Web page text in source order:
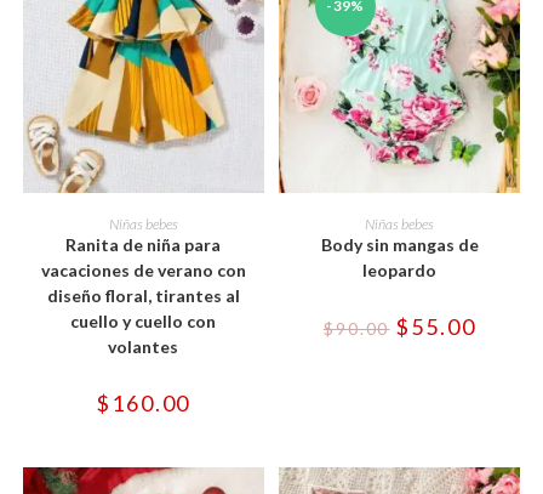
SELECCIONAR OPCIONES
Este
producto
tiene
múltiples
variantes.
opciones
se
elegir
página
Niñas bebes
Ranita de niña para
vacaciones de verano con
diseño floral, tirantes al
cuello y cuello con
volantes
$ 160.00
-39%
SELECCIONAR OPCIONES
Este
producto
tiene
múltiples
variantes.
se
pueden
Niñas bebes
Body sin mangas de
leopardo
$90.00 El
precio
$55.00El